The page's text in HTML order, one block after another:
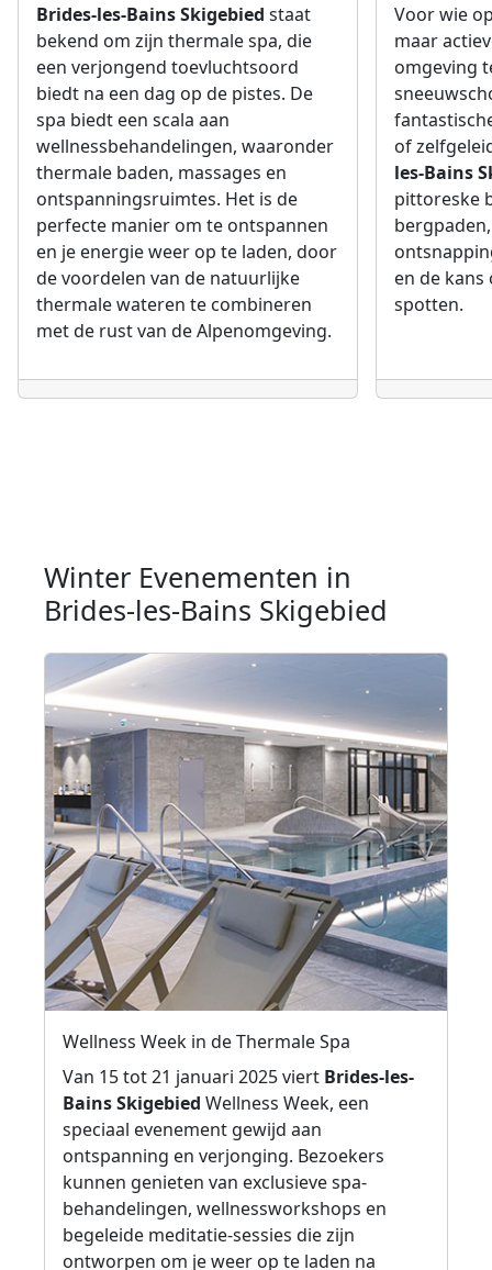
Brides-les-Bains Skigebied staat
bekend om zijn thermale spa, die
een verjongend toevluchtsoord
biedt na een dag op de pistes. De
spa biedt een scala aan
wellnessbehandelingen, waaronder
thermale baden, massages en
ontspanningsruimtes. Het is de
perfecte manier om te ontspannen
en je energie weer op te laden, door
de voordelen van de natuurlijke
thermale wateren te combineren
met de rust van de Alpenomgeving.
Voor wie
maar
omgeving
of
les-Bains
pittoreske
en de
spotten.
Winter Evenementen in
Brides-les-Bains Skigebied
Wellness Week in de Thermale Spa
Van 15 tot 21 januari 2025 viert Brides-les-
Bains Skigebied Wellness Week, een
speciaal evenement gewijd aan
ontspanning en verjonging. Bezoekers
kunnen genieten van exclusieve spa-
behandelingen, wellnessworkshops en
begeleide meditatie-sessies die zijn
ontworpen om je weer op te laden na